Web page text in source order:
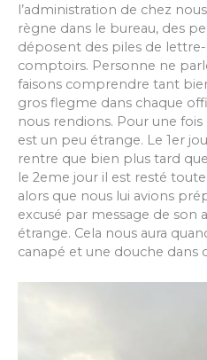
l’administration de chez
règne dans le bureau, des
déposent des piles de
comptoirs. Personne ne
faisons comprendre tant
gros flegme dans chaque
nous rendions. Pour une
est un peu étrange. Le 1er
rentre que bien plus tard
le 2eme jour il est resté
alors que nous lui avions
excusé par message de
étrange. Cela nous aura
canapé et une douche dans